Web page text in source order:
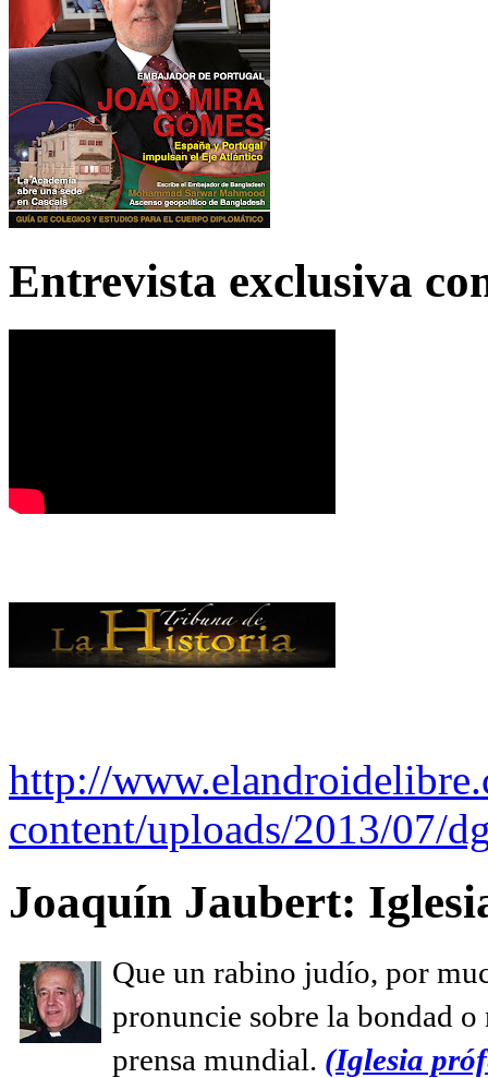
Entrevista exclusiva
http://
content/uploads/2013/07/
Joaquín Jaubert:
Que un rabino judío, por
pronuncie sobre la bondad
prensa mundial. (Iglesia